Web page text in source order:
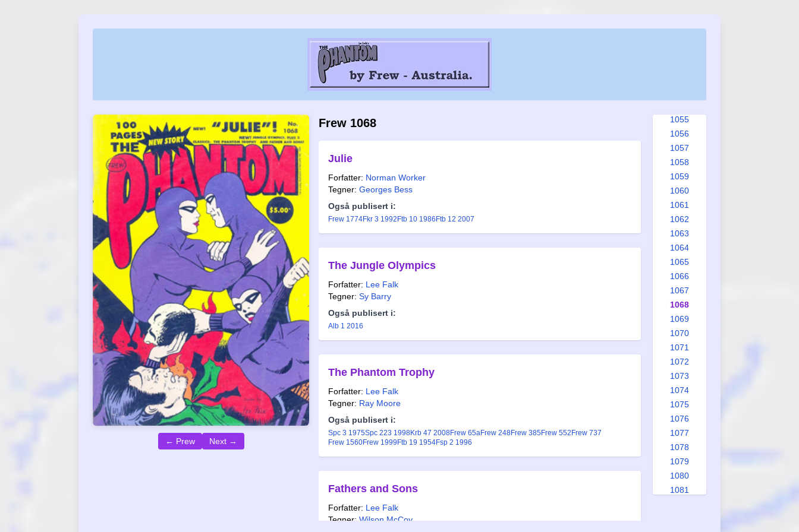
← Prew Next →
Frew 1068
Julie
Forfatter: Norman Worker
Tegner: Georges Bess
Også publisert i:
Frew 1774Fkr 3 1992 Ftb 10 1986 Ftb 12 2007
The Jungle Olympics
Forfatter: Lee Falk
Tegner: Sy Barry
Også publisert i:
Alb 1 2016
The Phantom Trophy
Forfatter: Lee Falk
Tegner: Ray Moore
Også publisert i:
Spc 3 1975Spc 223 1998Krb 47 2008Frew 65aFrew 248Frew 385Frew 552 Frew 737
Frew 1560Frew 1999 Ftb 19 1954Fsp 2 1996
Fathers and Sons
Forfatter: Lee Falk
Tegner: Wilson McCoy
1055
1056
1057
1058
1059
1060
1061
1062
1063
1064
1065
1066
1067
1068
1069
1070
1071
1072
1073
1074
1075
1076
1077
1078
1079
1080
1081